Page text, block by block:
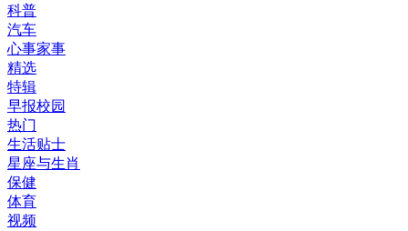
科普
汽车
心事家事
精选
特辑
早报校园
热门
生活贴士
星座与生肖
保健
体育
视频